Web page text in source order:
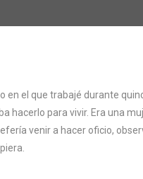
en el que trabajé durante
hacerlo para vivir. Era una
venir a hacer oficio,